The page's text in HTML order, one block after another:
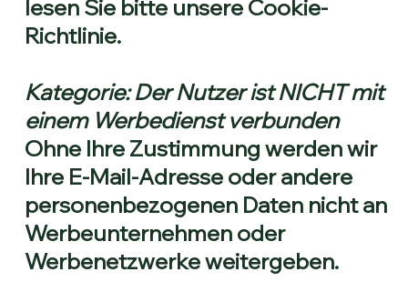
lesen Sie bitte unsere Cookie-
Richtlinie.
Kategorie: Der Nutzer ist NICHT mit
einem Werbedienst verbunden
Ohne Ihre Zustimmung werden wir
Ihre E-Mail-Adresse oder andere
personenbezogenen Daten nicht an
Werbeunternehmen oder
Werbenetzwerke weitergeben.